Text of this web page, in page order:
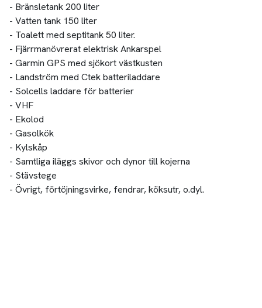
- Bränsletank 200 liter
- Vatten tank 150 liter
- Toalett med septitank 50 liter.
- Fjärrmanövrerat elektrisk Ankarspel
- Garmin GPS med sjökort västkusten
- Landström med Ctek batteriladdare
- Solcells laddare för batterier
- VHF
- Ekolod
- Gasolkök
- Kylskåp
- Samtliga iläggs skivor och dynor till kojerna
- Stävstege
- Övrigt, förtöjningsvirke, fendrar, köksutr, o.dyl.